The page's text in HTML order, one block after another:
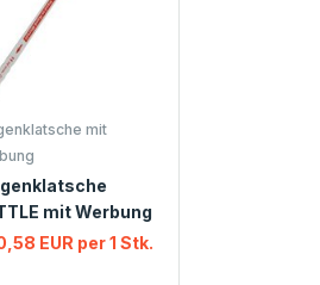
mit
mit Werbung
EUR per 1 Stk.